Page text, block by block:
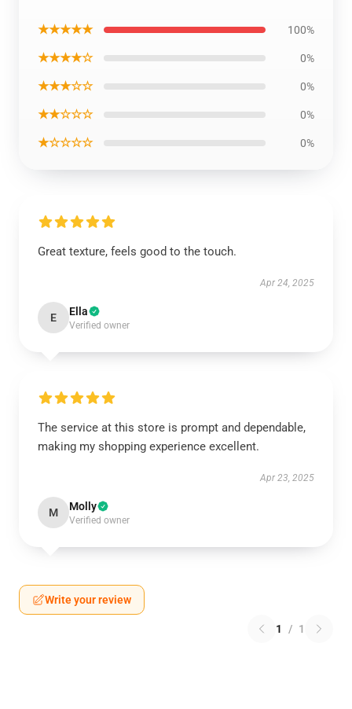
★★★★★ 100%
★★★★☆ 0%
★★★☆☆ 0%
★★☆☆☆ 0%
★☆☆☆☆ 0%
Great texture, feels good to the touch.
Apr 24, 2025
E Ella
Verified owner
The service at this store is prompt and dependable,
making my shopping experience excellent.
Apr 23, 2025
M Molly
Verified owner
Write your review
1 / 1